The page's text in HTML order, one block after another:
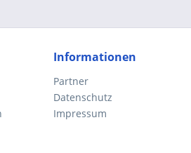
Informationen
Partner
Datenschutz
Impressum